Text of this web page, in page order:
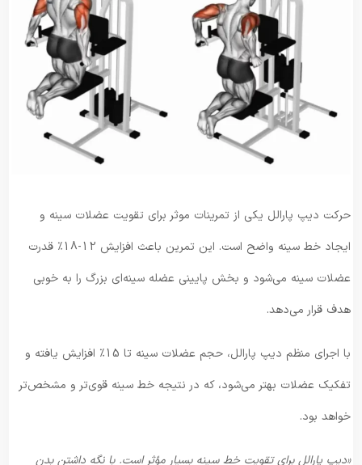
حرکت دیپ پارالل یکی از تمرینات موثر برای تقویت عضلات سینه و
ایجاد خط سینه واضح است. این تمرین باعث افزایش 12-18٪ قدرت
عضلات سینه می‌شود و بخش پایینی عضله سینه‌ای بزرگ را به خوبی
هدف قرار می‌دهد.
با اجرای منظم دیپ پارالل، حجم عضلات سینه تا 15٪ افزایش یافته و
تفکیک عضلات بهتر می‌شود، که در نتیجه خط سینه قوی‌تر و مشخص‌تر
خواهد بود.
«دیپ پارالل برای تقویت خط سینه بسیار مؤثر است. با نگه داشتن بدن